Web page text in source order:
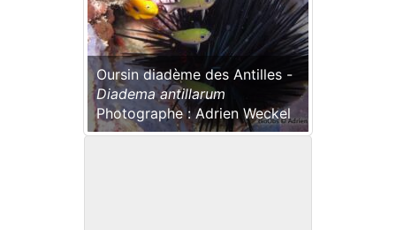
Oursin diadème des Antilles -
Diadema antillarum
Photographe : Adrien Weckel